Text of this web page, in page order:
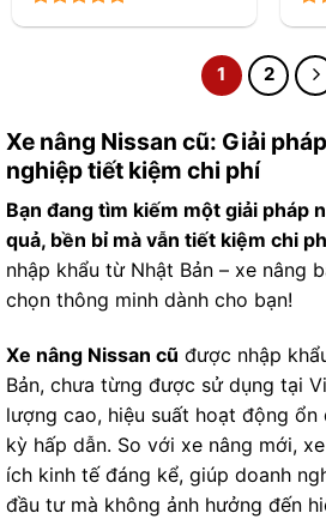
1 2
Xe nâng Nissan cũ: Giải
nghiệp tiết kiệm chi phí
Bạn đang tìm kiếm một giải pháp
quả, bền bỉ mà vẫn tiết kiệm chi
nhập khẩu từ Nhật Bản – xe nâng
chọn thông minh dành cho bạn!
Xe nâng Nissan cũ được nhập
Bản, chưa từng được sử dụng tại
lượng cao, hiệu suất hoạt động
kỳ hấp dẫn. So với xe nâng mới,
ích kinh tế đáng kể, giúp doanh
đầu tư mà không ảnh hưởng đến